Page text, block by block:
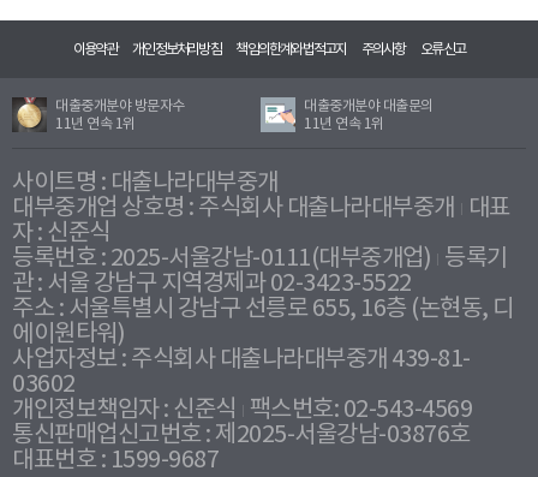
이용약관 개인정보처리방침 책임의한계와법적고지 주의사항 오류신고
대출중개분야 방문자수
11년 연속 1위
대출중개분야 대출문의
11년 연속 1위
사이트명 : 대출나라대부중개
대부중개업 상호명 : 주식회사 대출나라대부중개
대표
자 : 신준식
등록번호 : 2025-서울강남-0111(대부중개업) 등록기
관 : 서울 강남구 지역경제과 02-3423-5522
주소 : 서울특별시 강남구 선릉로 655, 16층 (논현동, 디
에이원타워)
사업자정보 : 주식회사 대출나라대부중개 439-81-
03602
개인정보책임자 : 신준식
팩스번호: 02-543-4569
통신판매업신고번호 : 제2025-서울강남-03876호
대표번호 : 1599-9687